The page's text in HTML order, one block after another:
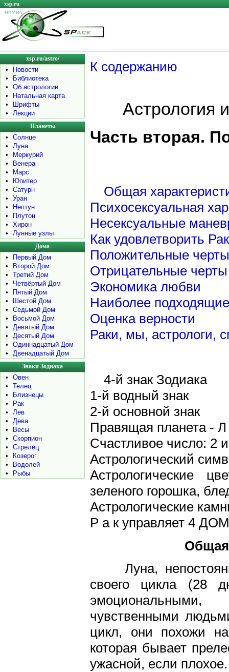
xsp.ru
xsp.ru/astro/
•
Новости
•
Библиотека
•
Об астрологии
•
Натальная карта
•
Шрифты
•
Лекции
Планеты
•
Солнце
•
Луна
•
Меркурий
•
Венера
•
Марс
•
Юпитер
•
Сатурн
•
Уран
•
Нептун
•
Плутон
•
Хирон
•
Лунные узлы
Дома
•
Первый Дом
•
Второй Дом
•
Третий Дом
•
Четвёртый Дом
•
Пятый Дом
•
Шестой Дом
•
Седьмой Дом
•
Восьмой Дом
•
Девятый Дом
•
Десятый Дом
•
Одиннадцатый Дом
•
Двенадцатый Дом
Знаки Зодиака
•
Овен
•
Телец
•
Близнецы
•
Рак
•
Лев
•
Дева
•
Весы
•
Скорпион
•
Стрелец
•
Козерог
•
Водолей
•
Рыбы
К содержанию
Астpология
Часть вторая.
Общая
Психосексуальная
Несексуальные
Как удовлетворить
Положительные черты
Отрицательные черты
Экономика любви
Наиболее
Оценка верности
Раки, мы, астрологи,
4-й знак Зодиака
1-й водный знак
2-й основной знак
Правящая планета -
Счастливое число: 2
Астрологический
Астрологические
зеленого горошка,
Астрологические
Р а к управляет 4
Общая
Луна,
своего цикла (28
чувственными
цикл, они похожи
которая бывает
ужасной, если плохое.